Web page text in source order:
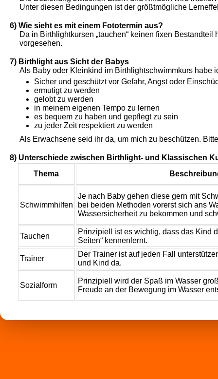
Unter diesen Bedingungen ist der größtmögliche
6) Wie sieht es mit einem Fototermin aus?
Da in Birthlightkursen „tauchen“ keinen fixen
vorgesehen.
7) Birthlight aus Sicht der Babys
Als Baby oder Kleinkind im Birthlightschwimmkurs habe
Sicher und geschützt vor Gefahr, Angst oder
ermutigt zu werden
gelobt zu werden
in meinem eigenen Tempo zu lernen
es bequem zu haben und gepflegt zu sein
zu jeder Zeit respektiert zu werden
Als Erwachsene seid ihr da, um mich zu beschützen.
8) Unterschiede zwischen Birthlight- und Klassischen
Thema
Schwimmhilfen
Je nach Baby gehen diese gern mit
bei beiden Methoden vorerst sich ans
Wassersicherheit zu bekommen und
Tauchen
Prinzipiell ist es wichtig, dass das Kind
Seiten“ kennenlernt.
Trainer
Der Trainer ist auf jeden Fall
und Kind da.
Sozialform
Prinzipiell wird der Spaß im Wasser
Freude an der Bewegung im Wasser